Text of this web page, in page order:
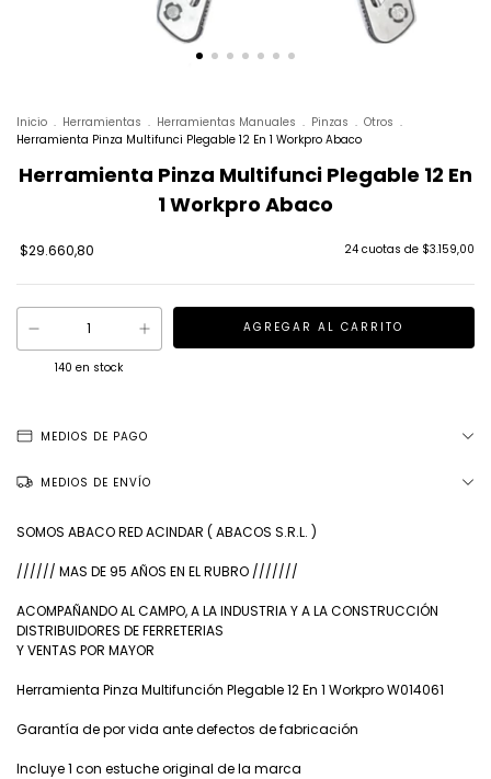
Inicio . Herramientas . Herramientas Manuales . Pinzas . Otros .
Herramienta Pinza Multifunci Plegable 12 En 1 Workpro Abaco
Herramienta Pinza Multifunci Plegable 12 En
1 Workpro Abaco
$29.660,80 24 cuotas de $3.159,00
140 en stock
MEDIOS DE PAGO
MEDIOS DE ENVÍO
SOMOS ABACO RED ACINDAR ( ABACOS S.R.L. )
////// MAS DE 95 AÑOS EN EL RUBRO ///////
ACOMPAÑANDO AL CAMPO, A LA INDUSTRIA Y A LA CONSTRUCCIÓN
DISTRIBUIDORES DE FERRETERIAS
Y VENTAS POR MAYOR
Herramienta Pinza Multifunción Plegable 12 En 1 Workpro W014061
Garantía de por vida ante defectos de fabricación
Incluye 1 con estuche original de la marca